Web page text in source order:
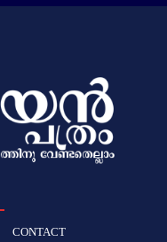
CONTACT